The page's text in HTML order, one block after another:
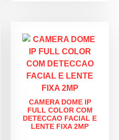
CAMERA DOME IP
FULL COLOR COM
DETECCAO FACIAL E
LENTE FIXA 2MP